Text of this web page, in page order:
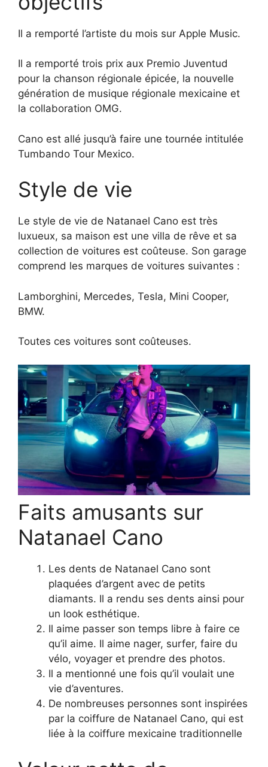
Il a remporté l’artiste du mois sur Apple Music.
Il a remporté trois prix aux Premio Juventud
pour la chanson régionale épicée, la nouvelle
génération de musique régionale mexicaine et
la collaboration OMG.
Cano est allé jusqu’à faire une tournée intitulée
Tumbando Tour Mexico.
Style de vie
Le style de vie de Natanael Cano est très
luxueux, sa maison est une villa de rêve et sa
collection de voitures est coûteuse. Son garage
comprend les marques de voitures suivantes :
Lamborghini, Mercedes, Tesla, Mini Cooper,
BMW.
Toutes ces voitures sont coûteuses.
Faits amusants sur
Natanael Cano
Les dents de Natanael Cano sont
plaquées d’argent avec de petits
diamants. Il a rendu ses dents ainsi pour
un look esthétique.
Il aime passer son temps libre à faire ce
qu’il aime. Il aime nager, surfer, faire du
vélo, voyager et prendre des photos.
Il a mentionné une fois qu’il voulait une
vie d’aventures.
De nombreuses personnes sont inspirées
par la coiffure de Natanael Cano, qui est
liée à la coiffure mexicaine traditionnelle